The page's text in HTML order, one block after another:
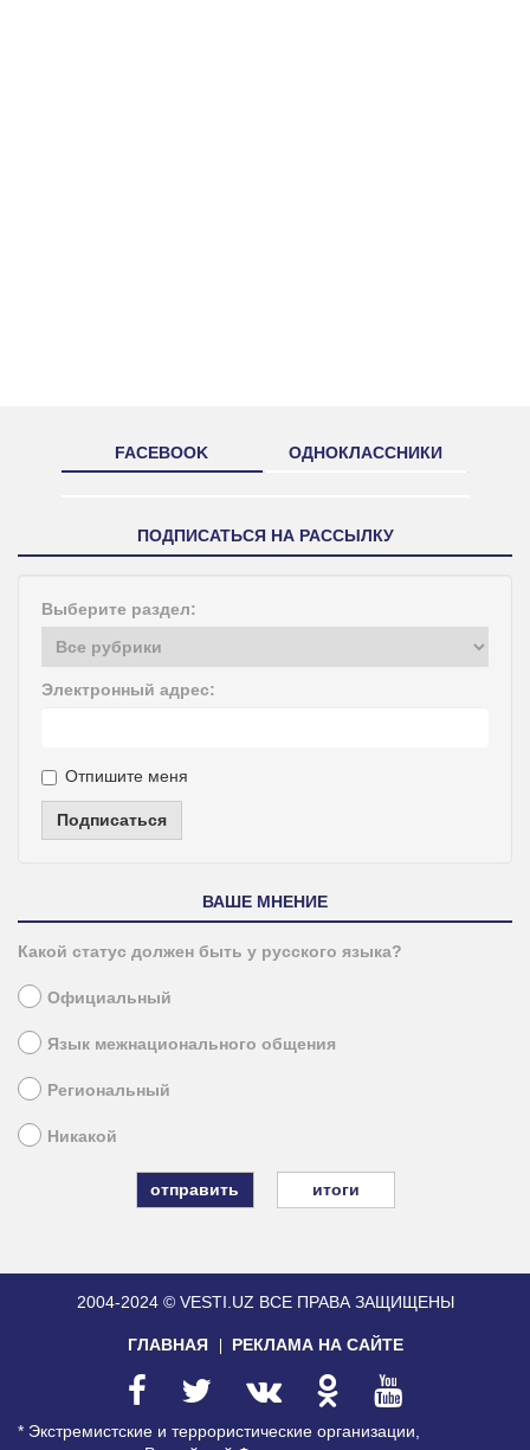
FACEBOOK ОДНОКЛАССНИКИ
ПОДПИСАТЬСЯ НА РАССЫЛКУ
Выберите раздел:
Электронный адрес:
Отпишите меня
Подписаться
ВАШЕ МНЕНИЕ
Какой статус должен быть у русского языка?
Официальный
Язык межнационального общения
Региональный
Никакой
итоги
2004-2024 © VESTI.UZ ВСЕ ПРАВА ЗАЩИЩЕНЫ
ГЛАВНАЯ РЕКЛАМА НА САЙТЕ
* Экстремистские и террористические организации,